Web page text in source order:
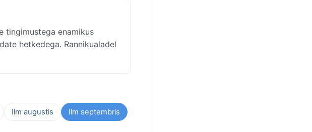
tingimustega enamikus
hetkedega. Rannikualadel
Ilm augustis
Ilm septembris